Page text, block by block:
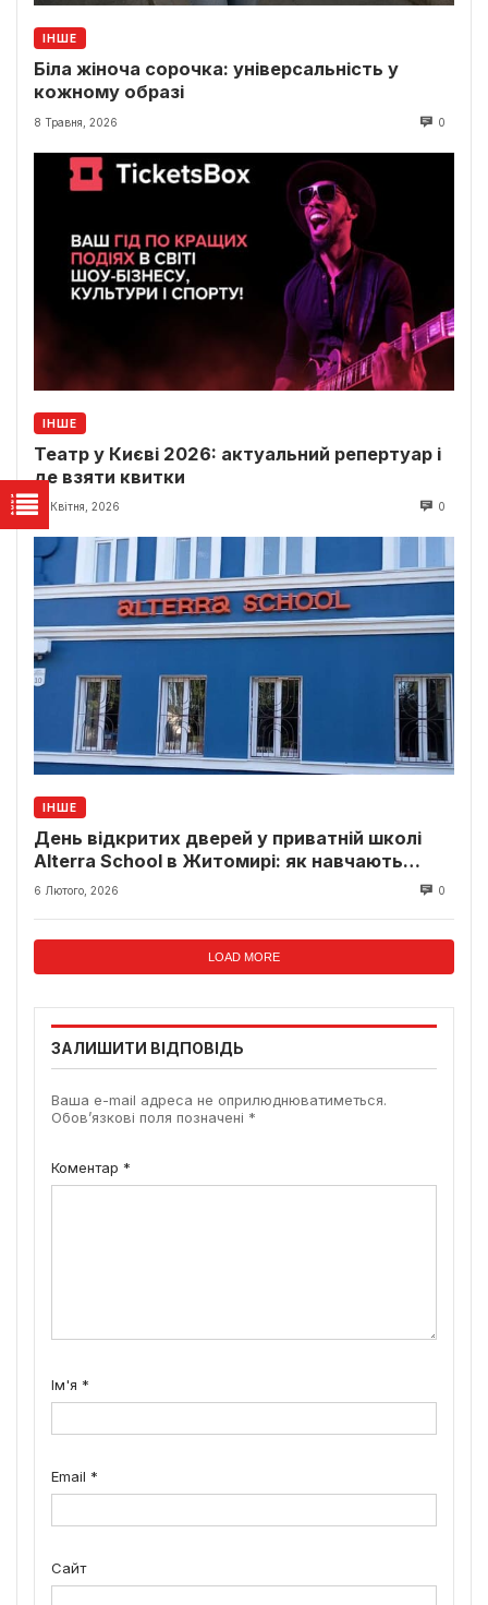
ІНШЕ
Біла жіноча сорочка: універсальність у
кожному образі
8 Травня, 2026 0
ІНШЕ
Театр у Києві 2026: актуальний репертуар і
де взяти квитки
23 Квітня, 2026 0
ІНШЕ
День відкритих дверей у приватній школі
Alterra School в Житомирі: як навчають
дітей у сучасному форматі
6 Лютого, 2026 0
LOAD MORE
ЗАЛИШИТИ ВІДПОВІДЬ
Ваша e-mail адреса не оприлюднюватиметься.
Обов’язкові поля позначені *
Коментар *
Ім'я *
Email *
Сайт